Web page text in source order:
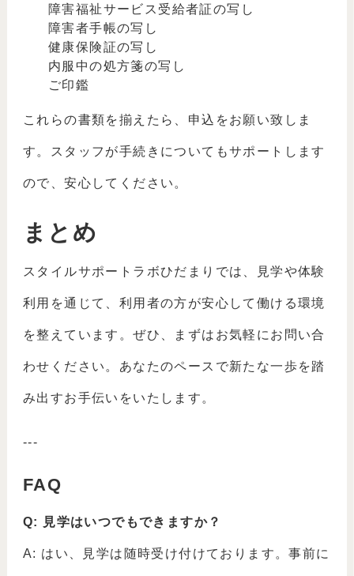
障害福祉サービス受給者証の写し
障害者手帳の写し
健康保険証の写し
内服中の処方箋の写し
ご印鑑
これらの書類を揃えたら、申込をお願い致しま
す。スタッフが手続きについてもサポートします
ので、安心してください。
まとめ
スタイルサポートラボひだまりでは、見学や体験
利用を通じて、利用者の方が安心して働ける環境
を整えています。ぜひ、まずはお気軽にお問い合
わせください。あなたのペースで新たな一歩を踏
み出すお手伝いをいたします。
---
FAQ
Q: 見学はいつでもできますか？
A: はい、見学は随時受け付けております。事前に